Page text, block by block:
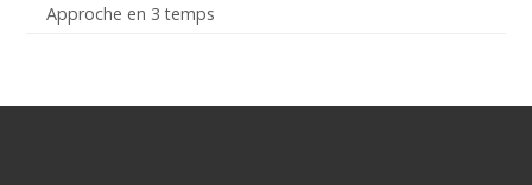
Approche en 3 temps